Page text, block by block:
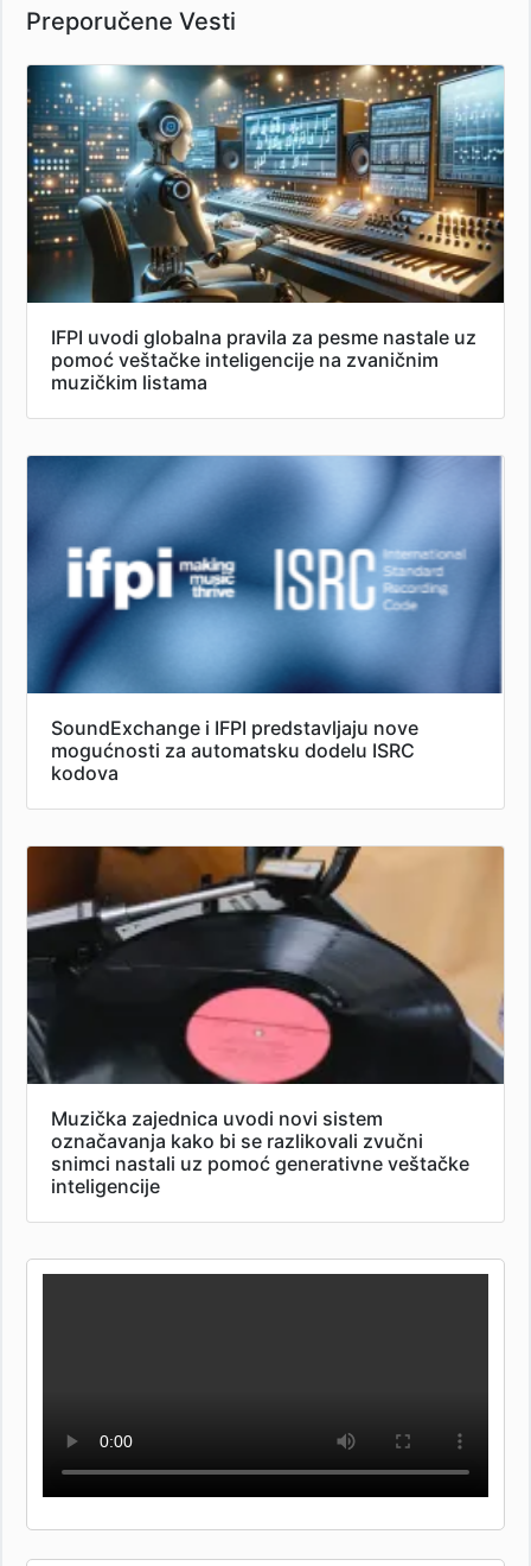
Preporučene Vesti
IFPI uvodi globalna pravila za pesme nastale uz
pomoć veštačke inteligencije na zvaničnim
muzičkim listama
SoundExchange i IFPI predstavljaju nove
mogućnosti za automatsku dodelu ISRC
kodova
Muzička zajednica uvodi novi sistem
označavanja kako bi se razlikovali zvučni
snimci nastali uz pomoć generativne veštačke
inteligencije